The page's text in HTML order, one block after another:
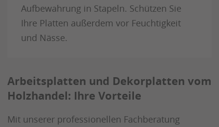
Aufbewahrung in Stapeln. Schützen Sie
Ihre Platten außerdem vor Feuchtigkeit
und Nässe.
Arbeitsplatten und Dekorplatten vom
Holzhandel: Ihre Vorteile
Mit unserer professionellen Fachberatung